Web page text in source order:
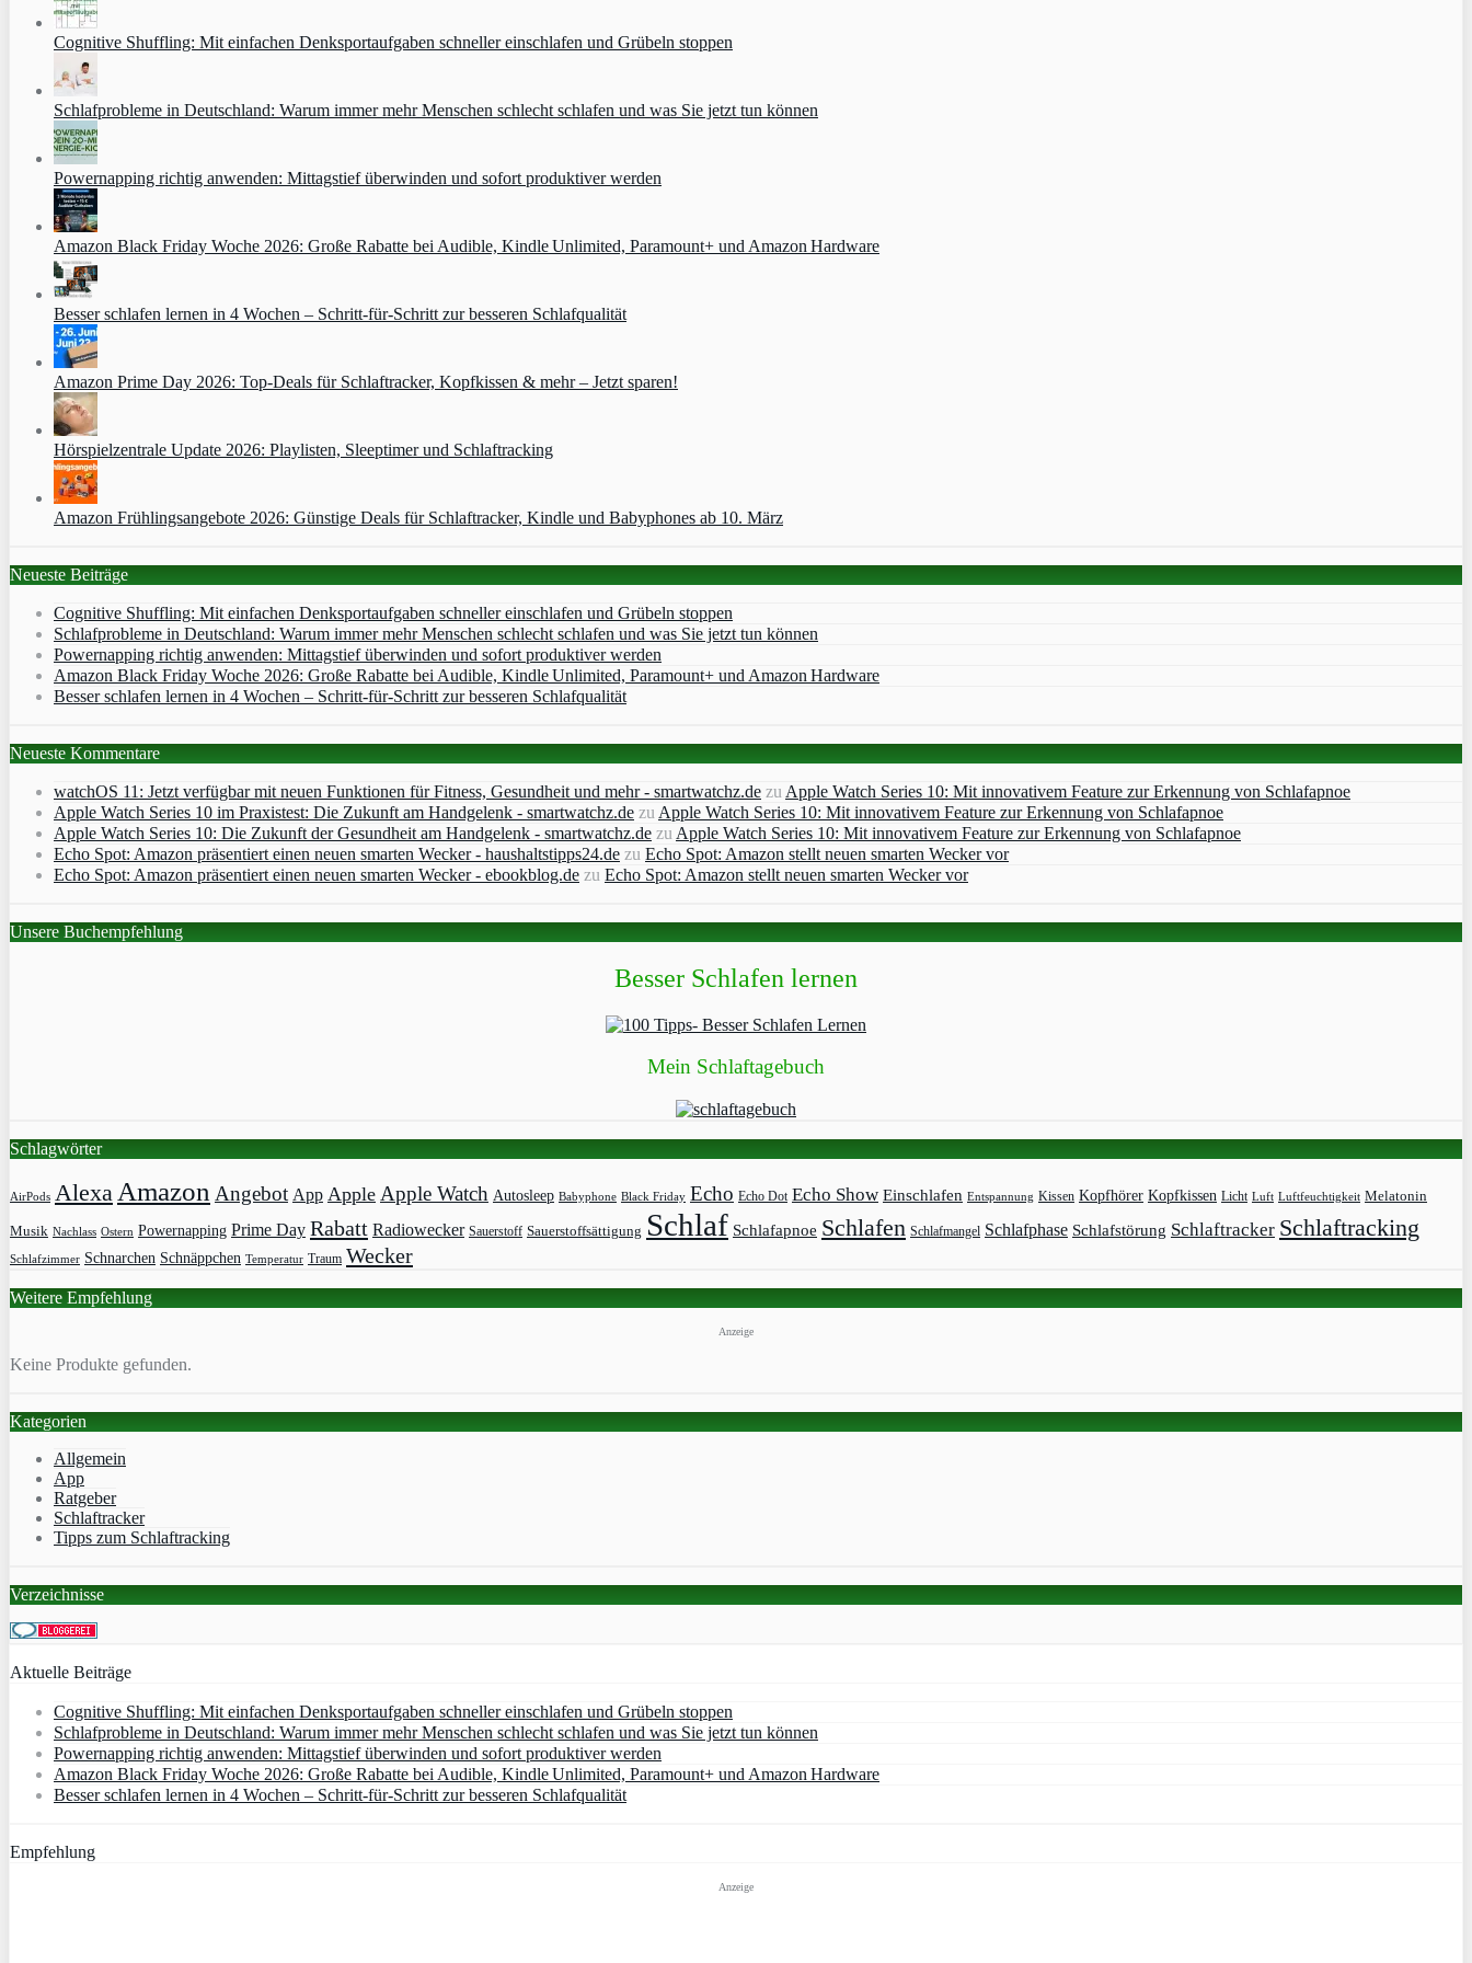
Cognitive Shuffling: Mit einfachen Denksportaufgaben schneller einschlafen und Grübeln stoppen
Schlafprobleme in Deutschland: Warum immer mehr Menschen schlecht schlafen und was Sie jetzt tun können
Powernapping richtig anwenden: Mittagstief überwinden und sofort produktiver werden
Amazon Black Friday Woche 2026: Große Rabatte bei Audible, Kindle Unlimited, Paramount+ und Amazon Hardware
Besser schlafen lernen in 4 Wochen – Schritt‑für‑Schritt zur besseren Schlafqualität
Amazon Prime Day 2026: Top-Deals für Schlaftracker, Kopfkissen & mehr – Jetzt sparen!
Hörspielzentrale Update 2026: Playlisten, Sleeptimer und Schlaftracking
Amazon Frühlingsangebote 2026: Günstige Deals für Schlaftracker, Kindle und Babyphones ab 10. März
Neueste Beiträge
Cognitive Shuffling: Mit einfachen Denksportaufgaben schneller einschlafen und Grübeln stoppen
Schlafprobleme in Deutschland: Warum immer mehr Menschen schlecht schlafen und was Sie jetzt tun können
Powernapping richtig anwenden: Mittagstief überwinden und sofort produktiver werden
Amazon Black Friday Woche 2026: Große Rabatte bei Audible, Kindle Unlimited, Paramount+ und Amazon Hardware
Besser schlafen lernen in 4 Wochen – Schritt‑für‑Schritt zur besseren Schlafqualität
Neueste Kommentare
watchOS 11: Jetzt verfügbar mit neuen Funktionen für Fitness, Gesundheit und mehr - smartwatchz.de zu Apple Watch Series 10: Mit innovativem Feature zur Erkennung von Schlafapnoe
Apple Watch Series 10 im Praxistest: Die Zukunft am Handgelenk - smartwatchz.de zu Apple Watch Series 10: Mit innovativem Feature zur Erkennung von Schlafapnoe
Apple Watch Series 10: Die Zukunft der Gesundheit am Handgelenk - smartwatchz.de zu Apple Watch Series 10: Mit innovativem Feature zur Erkennung von Schlafapnoe
Echo Spot: Amazon präsentiert einen neuen smarten Wecker - haushaltstipps24.de zu Echo Spot: Amazon stellt neuen smarten Wecker vor
Echo Spot: Amazon präsentiert einen neuen smarten Wecker - ebookblog.de zu Echo Spot: Amazon stellt neuen smarten Wecker vor
Unsere Buchempfehlung
Besser Schlafen lernen
Mein Schlaftagebuch
Schlagwörter
AirPods Alexa Amazon Angebot App Apple Apple Watch Autosleep Babyphone Black Friday Echo Echo Dot Echo Show Einschlafen Entspannung Kissen Kopfhörer Kopfkissen Licht Luft Luftfeuchtigkeit Melatonin
Musik Nachlass Ostern Powernapping Prime Day Rabatt Radiowecker Sauerstoff Sauerstoffsättigung Schlaf Schlafapnoe Schlafen Schlafmangel Schlafphase Schlafstörung Schlaftracker Schlaftracking
Schlafzimmer Schnarchen Schnäppchen Temperatur Traum Wecker
Weitere Empfehlung
Anzeige
Keine Produkte gefunden.
Kategorien
Allgemein
App
Ratgeber
Schlaftracker
Tipps zum Schlaftracking
Verzeichnisse
Aktuelle Beiträge
Cognitive Shuffling: Mit einfachen Denksportaufgaben schneller einschlafen und Grübeln stoppen
Schlafprobleme in Deutschland: Warum immer mehr Menschen schlecht schlafen und was Sie jetzt tun können
Powernapping richtig anwenden: Mittagstief überwinden und sofort produktiver werden
Amazon Black Friday Woche 2026: Große Rabatte bei Audible, Kindle Unlimited, Paramount+ und Amazon Hardware
Besser schlafen lernen in 4 Wochen – Schritt‑für‑Schritt zur besseren Schlafqualität
Empfehlung
Anzeige